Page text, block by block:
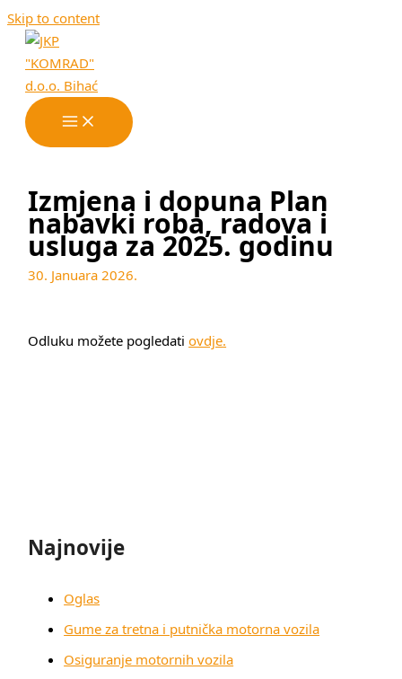
Skip to content
Izmjena i dopuna Plan
nabavki roba, radova i
usluga za 2025. godinu
30. Januara 2026.
Odluku možete pogledatiovdje.
Najnovije
Oglas
Gume za tretna i putnička motorna vozila
Osiguranje motornih vozila